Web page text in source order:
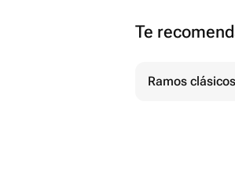
Te
Ramos clásicos